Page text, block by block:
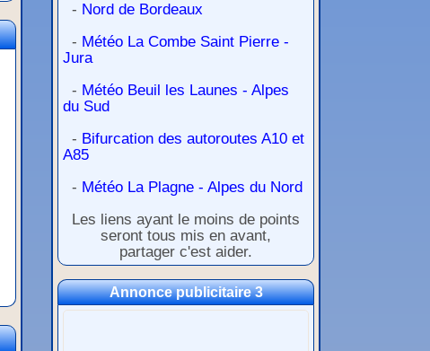
- Nord de Bordeaux
- Météo La Combe Saint Pierre -
Jura
- Météo Beuil les Launes - Alpes
du Sud
- Bifurcation des autoroutes A10 et
A85
- Météo La Plagne - Alpes du Nord
Les liens ayant le moins de points
seront tous mis en avant,
partager c'est aider.
Annonce publicitaire 3